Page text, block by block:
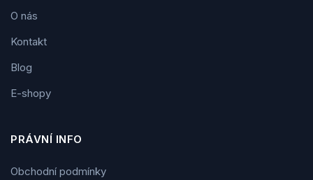
O nás
Kontakt
Blog
E-shopy
PRÁVNÍ INFO
Obchodní podmínky